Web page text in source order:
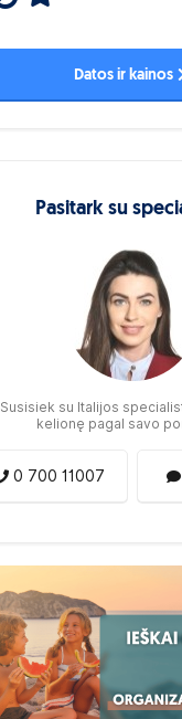
Datos ir kainos
Pasitark su
Susisiek su Italijos
kelionę pagal savo
0 700 11007